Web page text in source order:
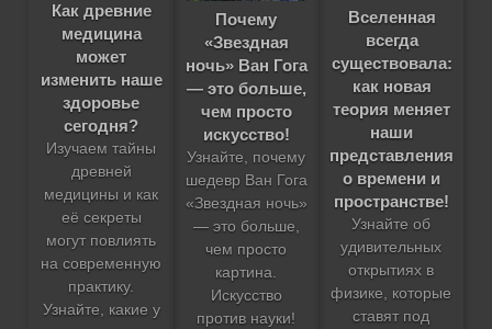
Как древние
медицина
может
изменить наше
здоровье
сегодня?
Изучаем тайны
древней
медицины и как
её секреты
могут повлиять
на современную
практику.
Узнайте, какие у
Почему
«Звездная
ночь» Ван Гога
— это больше,
чем просто
искусство!
Узнайте, почему
шедевр Ван Гога
«Звездная ночь»
— это больше,
чем просто
картина.
Искусство
против науки!
Вселенная
всегда
существовала:
как новая
теория меняет
наши
представления
о времени и
пространстве!
Узнайте об
удивительных
открытиях в
физике, которые
ставят под